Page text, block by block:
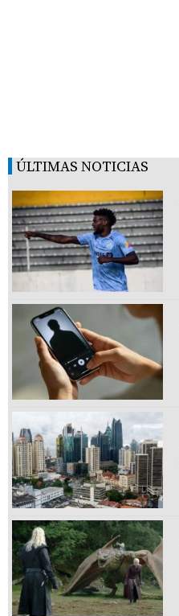
ÚLTIMAS NOTICIAS